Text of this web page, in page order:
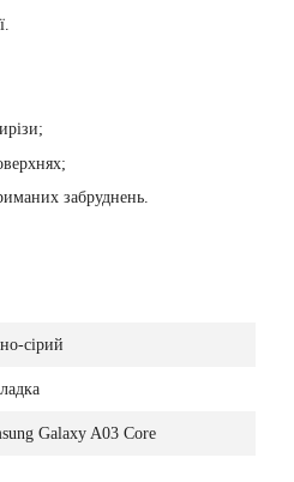
забруднень.
сірий
Galaxy A03 Core